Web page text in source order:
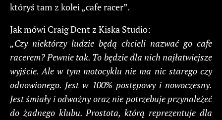
któryś tam z kolei „cafe racer”.
Jak mówi Craig Dent z Kiska Studio:
„Czy niektórzy ludzie będą chcieli nazwać go cafe
racerem? Pewnie tak. To będzie dla nich najłatwiejsze
wyjście. Ale w tym motocyklu nie ma nic starego czy
odnowionego. Jest w 100% postępowy i nowoczesny.
Jest śmiały i odważny oraz nie potrzebuje przynależeć
do żadnego klubu. Prostota, którą reprezentuje dla